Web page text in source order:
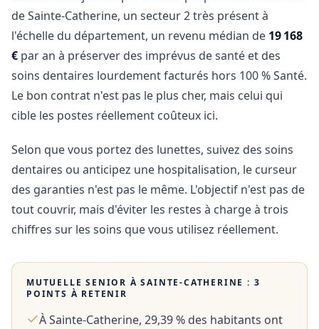
de Sainte-Catherine, un secteur 2 très présent à
l'échelle du département, un revenu médian de 19 168
€ par an à préserver des imprévus de santé et des
soins dentaires lourdement facturés hors 100 % Santé.
Le bon contrat n'est pas le plus cher, mais celui qui
cible les postes réellement coûteux ici.
Selon que vous portez des lunettes, suivez des soins
dentaires ou anticipez une hospitalisation, le curseur
des garanties n'est pas le même. L'objectif n'est pas de
tout couvrir, mais d'éviter les restes à charge à trois
chiffres sur les soins que vous utilisez réellement.
MUTUELLE SENIOR ÀSAINTE-CATHERINE : 3
POINTS À RETENIR
À Sainte-Catherine, 29,39 % des habitants ont